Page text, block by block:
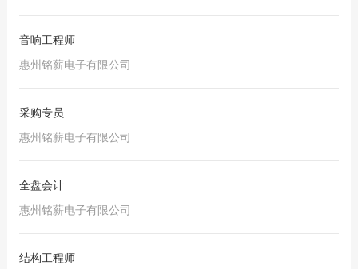
音响工程师
惠州铭薪电子有限公司
采购专员
惠州铭薪电子有限公司
全盘会计
惠州铭薪电子有限公司
结构工程师